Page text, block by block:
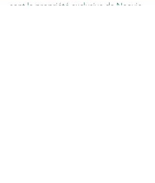
sont la propriété exclusive de Neovie